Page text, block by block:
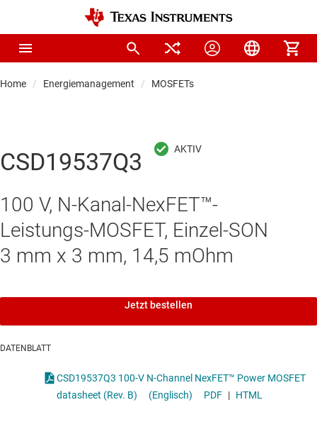
Home Energiemanagement MOSFETs
CSD19537Q3
100 V, N-Kanal-NexFET™-
Leistungs-MOSFET, Einzel-SON
3 mm x 3 mm, 14,5 mOhm
Jetzt bestellen
DATENBLATT
CSD19537Q3 100-V N-Channel NexFET™ Power MOSFET
datasheet (Rev. B)
(Englisch) PDF | HTML